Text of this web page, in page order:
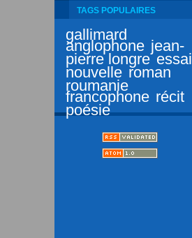
TAGS POPULAIRES
gallimard
anglophone jean-
pierre longre essai
nouvelle roman
roumanie
francophone récit
poésie